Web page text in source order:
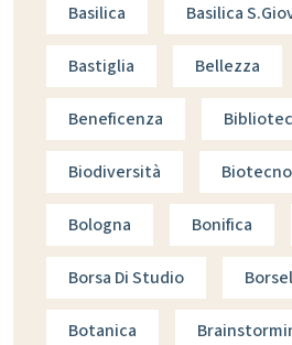
Basilica Basilica
Bastiglia Bellezza
Beneficenza
Biodiversità
Bologna Bonifica
Borsa Di Studio
Botanica